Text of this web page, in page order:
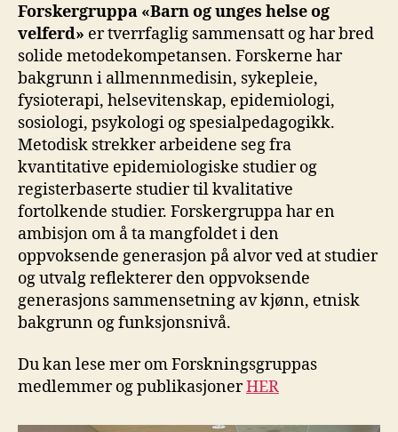
Forskergruppa «Barn og unges helse og
velferd» er tverrfaglig sammensatt og har bred
solide metodekompetansen. Forskerne har
bakgrunn i allmennmedisin, sykepleie,
fysioterapi, helsevitenskap, epidemiologi,
sosiologi, psykologi og spesialpedagogikk.
Metodisk strekker arbeidene seg fra
kvantitative epidemiologiske studier og
registerbaserte studier til kvalitative
fortolkende studier. Forskergruppa har en
ambisjon om å ta mangfoldet i den
oppvoksende generasjon på alvor ved at studier
og utvalg reflekterer den oppvoksende
generasjons sammensetning av kjønn, etnisk
bakgrunn og funksjonsnivå.
Du kan lese mer om Forskningsgruppas
medlemmer og publikasjonerHER